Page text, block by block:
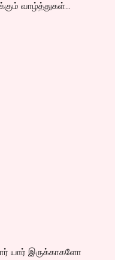
வாழ்த்துகள்...
யார் இருக்காகளோ